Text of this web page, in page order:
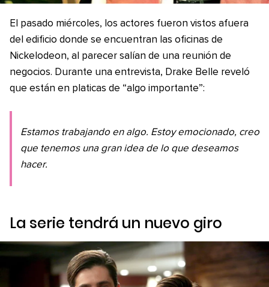
El pasado miércoles, los actores fueron vistos afuera
del edificio donde se encuentran las oficinas de
Nickelodeon, al parecer salían de una reunión de
negocios. Durante una entrevista, Drake Belle reveló
que están en platicas de “algo importante”:
Estamos trabajando en algo. Estoy emocionado, creo
que tenemos una gran idea de lo que deseamos
hacer.
La serie tendrá un nuevo giro